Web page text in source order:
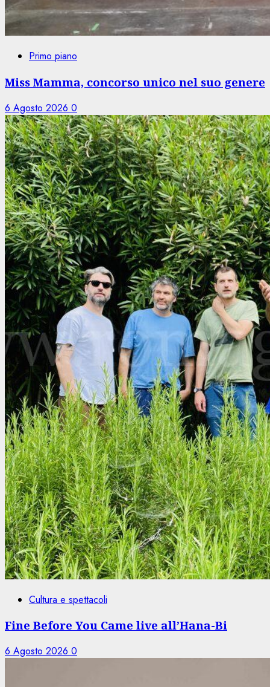
Primo piano
Miss Mamma, concorso unico nel suo genere
6 Agosto 2026 0
Cultura e spettacoli
Fine Before You Came live all’Hana-Bi
6 Agosto 2026 0